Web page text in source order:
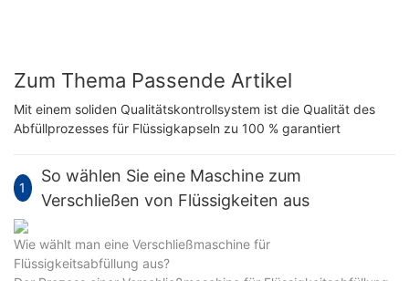
Zum Thema Passende Artikel
Mit einem soliden Qualitätskontrollsystem ist die Qualität des
Abfüllprozesses für Flüssigkapseln zu 100 % garantiert
1
So wählen Sie eine Maschine zum
Verschließen von Flüssigkeiten aus
Wie wählt man eine Verschließmaschine für
Flüssigkeitsabfüllung aus?